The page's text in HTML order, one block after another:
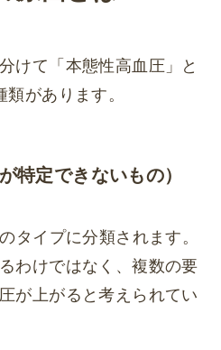
けて「本態性高血圧」と
類があります。
特定できないもの）
タイプに分類されます。
わけではなく、複数の要
が上がると考えられてい